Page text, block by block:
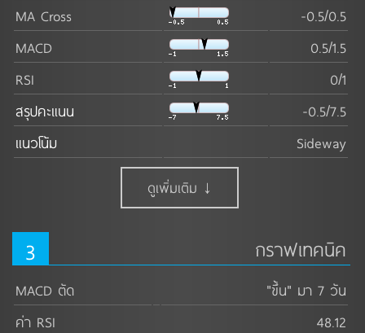
MA Cross
-0.5/0.5
MACD
0.5/1.5
RSI
0/1
สรุปคะแนน
-0.5/7.5
แนวโน้ม
Sideway
ดูเพิ่มเติม ↓
3 กราฟเทคนิค
MACD ตัด
"ขึ้น" มา 7 วัน
ค่า RSI
48.12